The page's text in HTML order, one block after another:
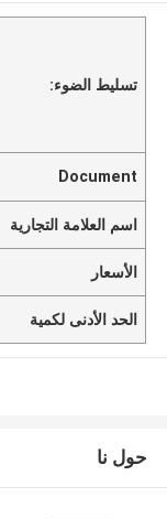
تسليط الضوء:
Document
اسم العلامة التجارية
الأسعار
الحد الأدنى لكمية
حول نا